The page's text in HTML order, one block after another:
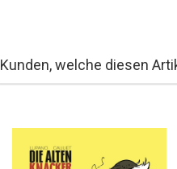
Kunden, welche diesen